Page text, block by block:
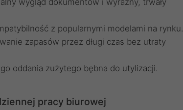
wygląd dokumentów i wyraźny, trwały
z popularnymi modelami na rynku.
zapasów przez długi czas bez utraty
oddania zużytego bębna do utylizacji.
pracy biurowej